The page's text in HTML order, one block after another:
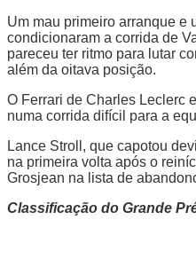
Um mau primeiro arranque e
condicionaram a corrida de
pareceu ter ritmo para lutar
além da oitava posição.
O Ferrari de Charles Leclerc
numa corrida difícil para a
Lance Stroll, que capotou
na primeira volta após o
Grosjean na lista de
Classificação do Grande